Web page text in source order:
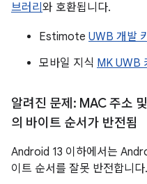
브러리 와 호환됩니다.
Estimote UWB 개발
모바일 지식 MK UWB
알려진 문제: MAC 주소
의 바이트 순서가 반전됨
Android 13 이하에서는
이트 순서를 잘못 반전합니다.